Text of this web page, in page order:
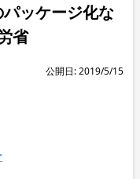
パッケージ化な
省
公開日: 2019/5/15